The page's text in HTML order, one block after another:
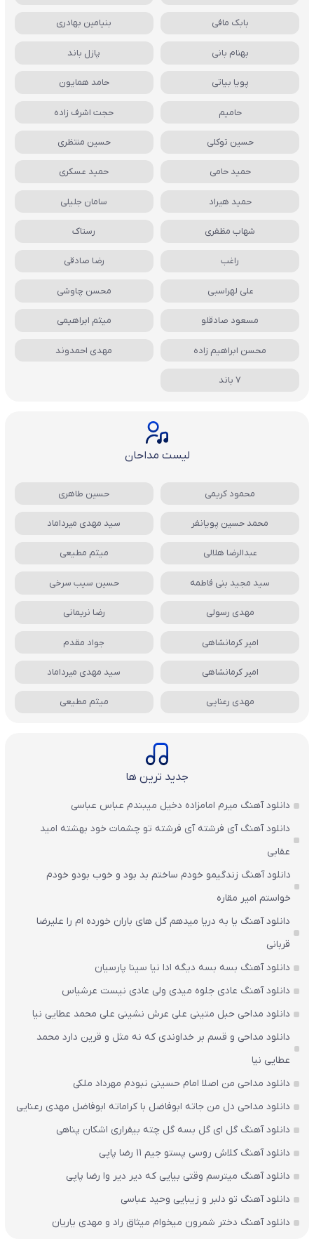
بابک مافی بنیامین بهادری
بهنام بانی پازل باند
پویا بیاتی حامد همایون
حامیم حجت اشرف زاده
حسین توکلی حسین منتظری
حمید حامی حمید عسکری
حمید هیراد سامان جلیلی
شهاب مظفری رستاک
راغب رضا صادقی
علی لهراسبی محسن چاوشی
مسعود صادقلو میثم ابراهیمی
محسن ابراهیم زاده مهدی احمدوند
7 باند
لیست مداحان
محمود کریمی حسین طاهری
محمد حسین پویانفر سید مهدی میرداماد
عبدالرضا هلالی میثم مطیعی
سید مجید بنی فاطمه حسین سیب سرخی
مهدی رسولی رضا نریمانی
امیر کرمانشاهی جواد مقدم
امیر کرمانشاهی سید مهدی میرداماد
مهدی رعنایی میثم مطیعی
جدید ترین ها
دانلود آهنگ میرم امامزاده دخیل میبندم عباس عباسی
دانلود آهنگ آی فرشته آی فرشته تو چشمات خود بهشته امید
عقابی
دانلود آهنگ زندگیمو خودم ساختم بد بود و خوب بودو خودم
خواستم امیر مقاره
دانلود آهنگ یا به دریا میدهم گل های باران‌ خورده ام را علیرضا
قربانی
دانلود آهنگ بسه بسه دیگه ادا نیا سینا پارسیان
دانلود آهنگ عادی جلوه میدی ولی عادی نیست عرشیاس
دانلود مداحی حبل متینی علی عرش نشینی علی محمد عطایی نیا
دانلود مداحی و قسم بر خداوندی که نه مثل و قرین دارد محمد
عطایی نیا
دانلود مداحی من اصلا امام حسینی نبودم مهرداد ملکی
دانلود مداحی دل من جاته ابوفاضل با کراماته ابوفاضل مهدی رعنایی
دانلود آهنگ گل ای گل بسه گل چته بیقراری اشکان پناهی
دانلود آهنگ کلاش روسی پستو جیم ۱۱ رضا پاپی
دانلود آهنگ میترسم وقتی بیایی که دیر دیر وا رضا پاپی
دانلود آهنگ تو دلبر و زیبایی وحید عباسی
دانلود آهنگ دختر شمرون میخوام میثاق راد و مهدی یاریان